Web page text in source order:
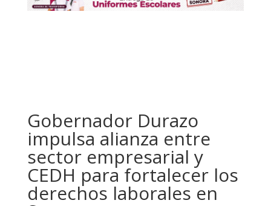
Gobernador Durazo
impulsa alianza entre
sector empresarial y
CEDH para fortalecer los
derechos laborales en